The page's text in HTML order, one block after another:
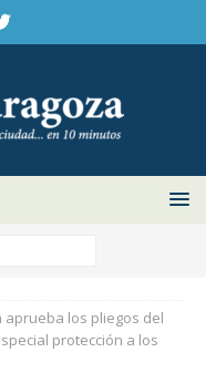
aprueba los pliegos del
protección a los